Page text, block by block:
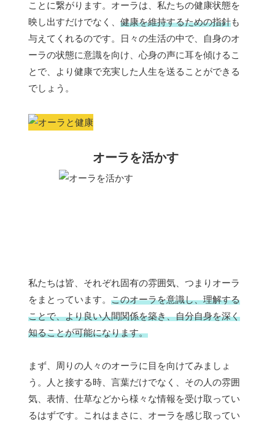
ことに繋がります。オーラは、私たちの健康状態を
映し出すだけでなく、 健康を維持するための指針も
与えてくれるのです。日々の生活の中で、自身のオ
ーラの状態に意識を向け、心身の声に耳を傾けるこ
とで、より健康で充実した人生を送ることができる
でしょう。
オーラを活かす
私たちは皆、それぞれ固有の雰囲気、つまりオーラ
をまとっています。 このオーラを意識し、理解する
ことで、より良い人間関係を築き、自分自身を深く
知ることが可能になります。
まず、周りの人々のオーラに目を向けてみましょ
う。人と接する時、言葉だけでなく、その人の雰囲
気、表情、仕草などから様々な情報を受け取ってい
るはずです。これはまさに、オーラを感じ取ってい